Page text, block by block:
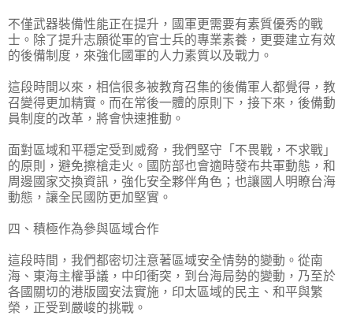
不僅武器裝備性能正在提升，國軍更需要有素質優秀的戰
士。除了提升志願從軍的官士兵的專業素養，更要建立有效
的後備制度，來強化國軍的人力素質以及戰力。
這段時間以來，相信很多被教育召集的後備軍人都覺得，教
召變得更加精實。而在常後一體的原則下，接下來，後備動
員制度的改革，將會快速推動。
面對區域和平穩定受到威脅，我們堅守「不畏戰，不求戰」
的原則，避免擦槍走火。國防部也會適時發布共軍動態，和
周邊國家交換資訊，強化安全夥伴角色；也讓國人明瞭台海
動態，讓全民國防更加堅實。
四、積極作為參與區域合作
這段時間，我們都密切注意著區域安全情勢的變動。從南
海、東海主權爭議，中印衝突，到台海局勢的變動，乃至於
各國關切的港版國安法實施，印太區域的民主、和平與繁
榮，正受到嚴峻的挑戰。